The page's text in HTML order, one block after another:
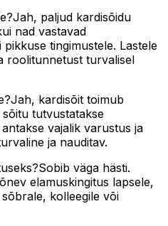
paljud kardisõidu
nad vastavad
tingimustele. Lastele
roolitunnetust turvalisel
kardisõit toimub
tutvustatakse
vajalik varustus ja
ja nauditav.
väga hästi.
elamuskingitus lapsele,
kolleegile või